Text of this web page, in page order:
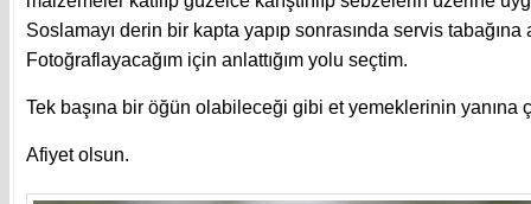
Soslamayı derin bir kapta yapıp sonrasında servis
Fotoğraflayacağım için anlattığım yolu seçtim.
Tek başına bir öğün olabileceği gibi et yemeklerinin yanına
Afiyet olsun.